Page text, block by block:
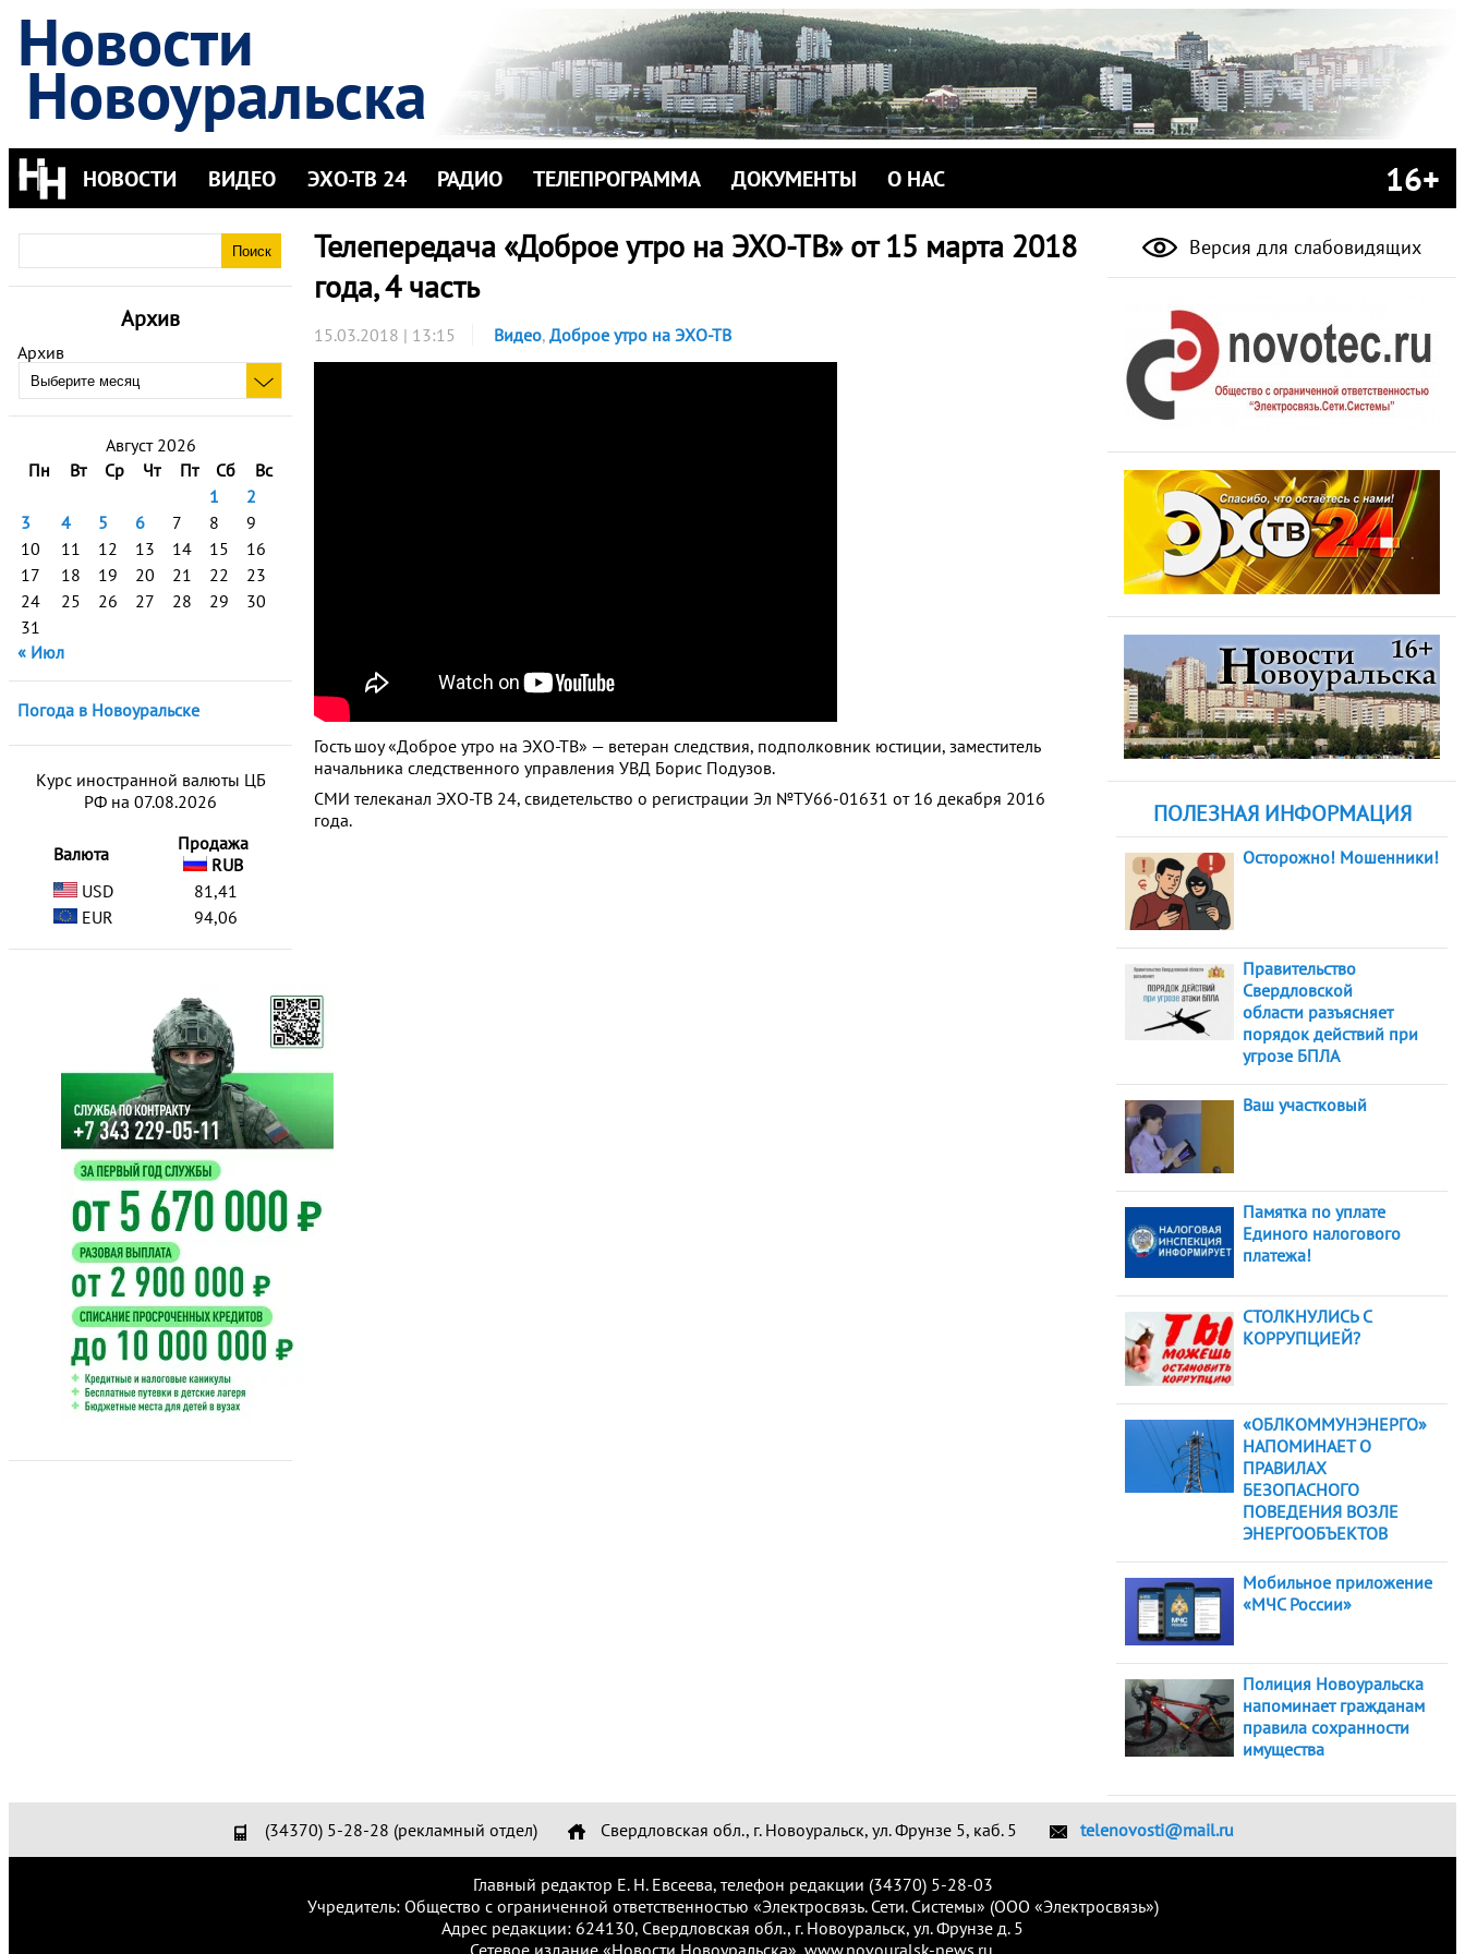
Новости
Новоуральска
НОВОСТИ ВИДЕО ЭХО-ТВ 24 РАДИО ТЕЛЕПРОГРАММА ДОКУМЕНТЫ О НАС 16+
Архив
Архив
Август 2026
Пн
Вт Ср Чт Пт Сб
Вс
1
2
3
4 5 6 7 8
9
10
11 12 13 14 15
16
17
18 19 20 21 22
23
24
25 26 27 28 29
30
31
« Июл
Погода в Новоуральске
Курс иностранной валюты ЦБ
РФ на 07.08.2026
Валюта
Продажа
RUB
USD
81,41
EUR
94,06
Телепередача «Доброе утро на ЭХО-ТВ» от 15 марта 2018
года, 4 часть
15.03.2018 | 13:15 Видео, Доброе утро на ЭХО-ТВ
Гость шоу «Доброе утро на ЭХО-ТВ» — ветеран следствия, подполковник юстиции, заместитель
начальника следственного управления УВД Борис Подузов.
СМИ телеканал ЭХО-ТВ 24, свидетельство о регистрации Эл №ТУ66-01631 от 16 декабря 2016
года.
Версия для слабовидящих
ПОЛЕЗНАЯ ИНФОРМАЦИЯ
Осторожно! Мошенники!
Правительство
Свердловской
области разъясняет
порядок действий при
угрозе БПЛА
Ваш участковый
Памятка по уплате
Единого налогового
платежа!
СТОЛКНУЛИСЬ С
КОРРУПЦИЕЙ?
«ОБЛКОММУНЭНЕРГО»
НАПОМИНАЕТ О
ПРАВИЛАХ
БЕЗОПАСНОГО
ПОВЕДЕНИЯ ВОЗЛЕ
ЭНЕРГООБЪЕКТОВ
Мобильное приложение
«МЧС России»
Полиция Новоуральска
напоминает гражданам
правила сохранности
имущества
(34370) 5-28-28 (рекламный отдел) Свердловская обл., г. Новоуральск, ул. Фрунзе 5, каб. 5 telenovosti@mail.ru
Главный редактор Е. Н. Евсеева, телефон редакции (34370) 5-28-03
Учредитель: Общество с ограниченной ответственностью «Электросвязь. Сети. Системы» (ООО «Электросвязь»)
Адрес редакции: 624130, Свердловская обл., г. Новоуральск, ул. Фрунзе д. 5